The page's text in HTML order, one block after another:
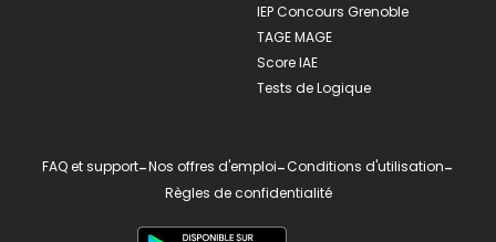
IEP Concours Grenoble
TAGE MAGE
Score IAE
Tests de Logique
FAQ et support-Nos offres d'emploi-Conditions d'utilisation-
Règles de confidentialité